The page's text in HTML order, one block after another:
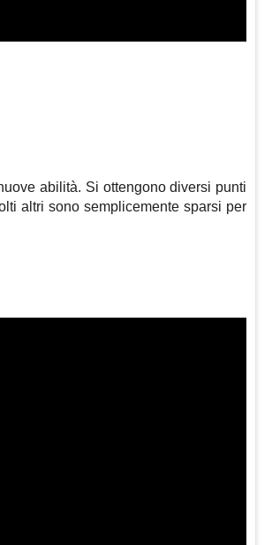
abilità. Si ottengono diversi punti
altri sono semplicemente sparsi per